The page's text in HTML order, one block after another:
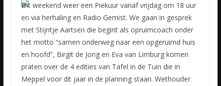
Dit weekend weer een Piekuur vanaf vrijdag om 18 uur
en via herhaling en Radio Gemist. We gaan in gesprek
met Stijntje Aartsen die begint als opruimcoach onder
het motto “samen onderweg naar een opgeruimd huis
en hoofd”, Birgit de Jong en Eva van Limburg komen
praten over de 4 edities van Tafel in de Tuin die in
Meppel voor dit jaar in de planning staan. Wethouder